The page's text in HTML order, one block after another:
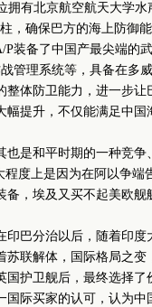
拥有北京航空航天大学
，确保巴方的海上防御
装备了中国产最尖端的
管理系统等，具备在多
体防卫能力，进一步让
提升，不仅能满足中国
是和平时期的一种竞争
度上是因为在阿以争端
，埃及又买不起美欧舰
巴分治以后，随着印度
联解体，国际格局之变
护卫舰后，最终选择了
际买家的认可，认为中